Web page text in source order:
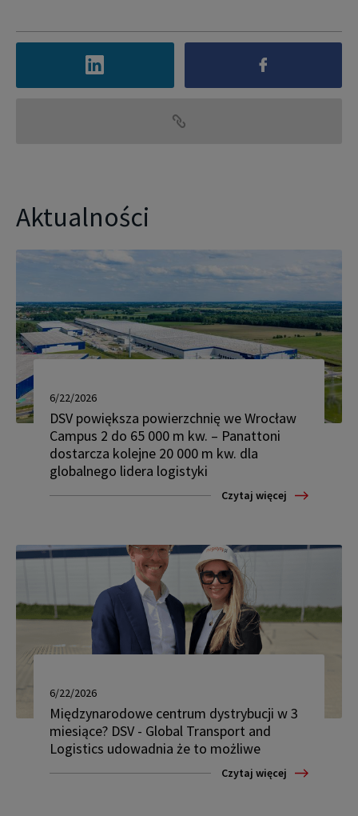
Aktualności
6/22/2026
DSV powiększa powierzchnię we Wrocław
Campus 2 do 65 000 m kw. – Panattoni
dostarcza kolejne 20 000 m kw. dla
globalnego lidera logistyki
Czytaj więcej
6/22/2026
Międzynarodowe centrum dystrybucji w 3
miesiące? DSV - Global Transport and
Logistics udowadnia że to możliwe
Czytaj więcej